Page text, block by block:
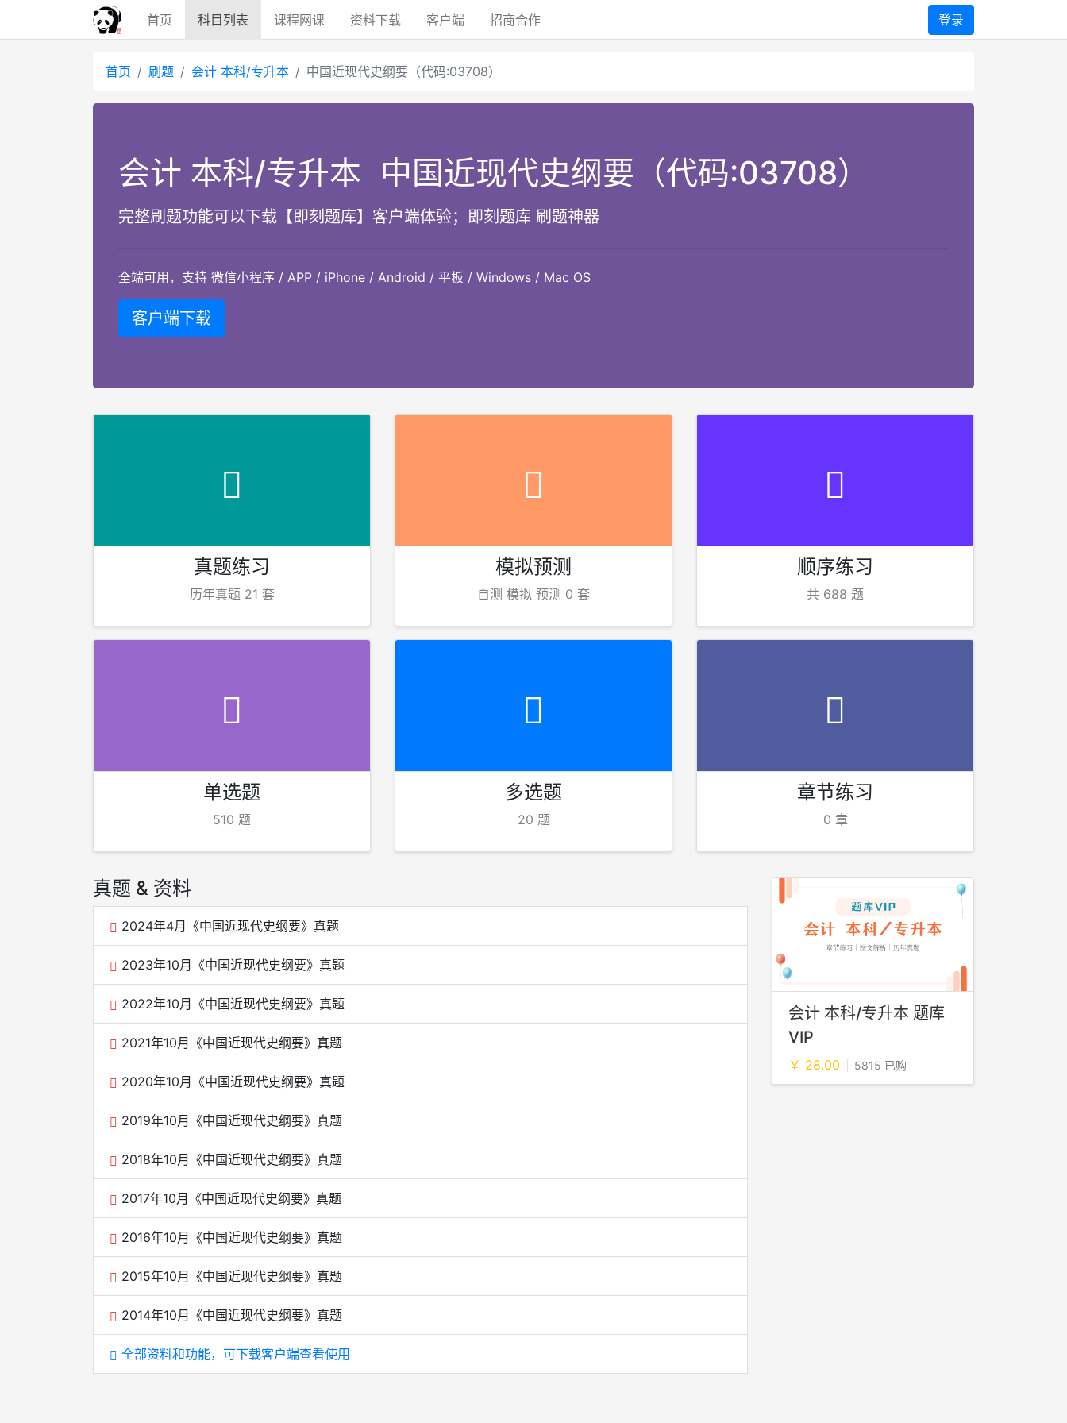
首页 科目列表 课程网课 资料下载 客户端 招商合作 登录
首页 刷题 会计 本科/专升本 中国近现代史纲要（代码:03708）
会计 本科/专升本 中国近现代史纲要（代码:03708）
完整刷题功能可以下载【即刻题库】客户端体验；即刻题库 刷题神器
全端可用，支持 微信小程序 / APP / iPhone / Android / 平板 / Windows / Mac OS
客户端下载
真题练习
历年真题 21 套
模拟预测
自测 模拟 预测 0 套
顺序练习
共 688 题
单选题
510 题
多选题
20 题
章节练习
0 章
真题 & 资料
2024年4月《中国近现代史纲要》真题
2023年10月《中国近现代史纲要》真题
2022年10月《中国近现代史纲要》真题
2021年10月《中国近现代史纲要》真题
2020年10月《中国近现代史纲要》真题
2019年10月《中国近现代史纲要》真题
2018年10月《中国近现代史纲要》真题
2017年10月《中国近现代史纲要》真题
2016年10月《中国近现代史纲要》真题
2015年10月《中国近现代史纲要》真题
2014年10月《中国近现代史纲要》真题
全部资料和功能，可下载客户端查看使用
会计 本科/专升本 题库
VIP
￥ 28.00 5815 已购